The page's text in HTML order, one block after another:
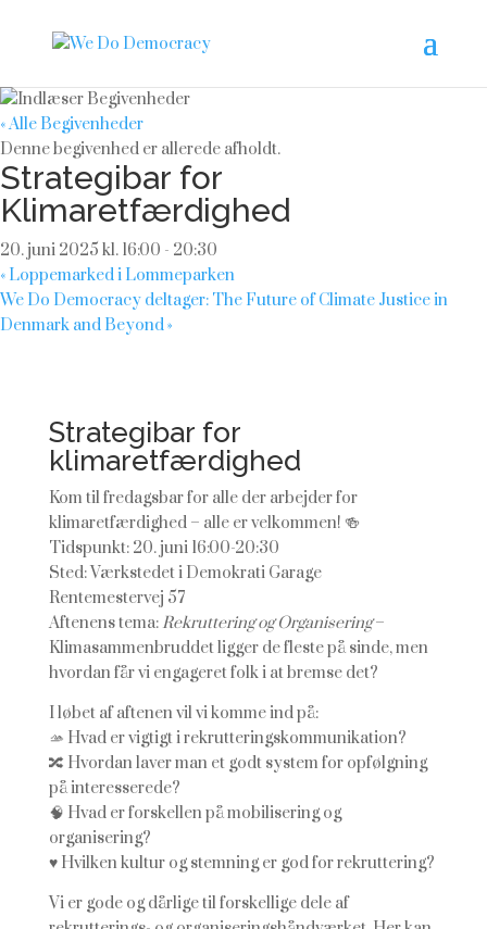
« Alle Begivenheder
Denne begivenhed er allerede afholdt.
Strategibar for
Klimaretfærdighed
20. juni 2025 kl. 16:00 - 20:30
« Loppemarked i Lommeparken
We Do Democracy deltager: The Future of Climate Justice in
Denmark and Beyond»
Strategibar for
klimaretfærdighed
Kom til fredagsbar for alle der arbejder for
klimaretfærdighed – alle er velkommen! 🍻
Tidspunkt: 20. juni 16:00-20:30
Sted: Værkstedet i Demokrati Garage
Rentemestervej 57
Aftenens tema:Rekruttering og Organisering–
Klimasammenbruddet ligger de fleste på sinde, men
hvordan får vi engageret folk i at bremse det?
I løbet af aftenen vil vi komme ind på:
🫴 Hvad er vigtigt i rekrutteringskommunikation?
🔀 Hvordan laver man et godt system for opfølgning
på interesserede?
🧠 Hvad er forskellen på mobilisering og
organisering?
♥️ Hvilken kultur og stemning er god for rekruttering?
Vi er gode og dårlige til forskellige dele af